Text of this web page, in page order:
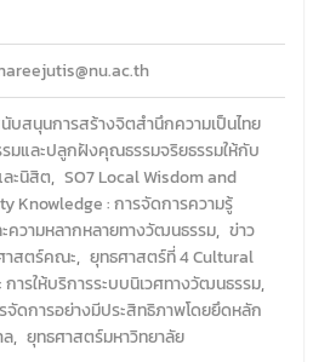
บสนุนการสร้างจิตสำนึกความเป็นไทย
มและปลูกฝังคุณธรรมจริยธรรมให้กับ
ะนิสิต, SO7 Local Wisdom and
Knowledge : การจัดการความรู้
วามหลากหลายทางวัฒนธรรม, ข่าว
าสตร์คณะ, ยุทธศาสตร์ที่ 4 Cultural
ารให้บริการระบบนิเวศทางวัฒนธรรม,
จัดการอย่างมีประสิทธิภาพโดยยึดหลัก
ล, ยุทธศาสตร์มหาวิทยาลัย